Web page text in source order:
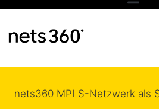
nets360 MPLS-Netzwerk als